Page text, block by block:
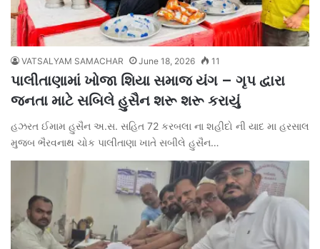
VATSALYAM SAMACHAR June 18, 2026 11
પાલીતાણામાં ખોજા શિયા સમાજ યંગ – ગૃપ દ્વારા
જનતા માટે સબિલે હુસૈન શરૂ શરૂ કરાયું
હઝરત ઈમામ હુસૈન અ.સ. સહિત 72 કરબલા ના શહીદો ની યાદ મા હરસાલ
મુજબ ભૈરવનાથ ચોક પાલીતાણા ખાતે સબીલે હુસૈન…